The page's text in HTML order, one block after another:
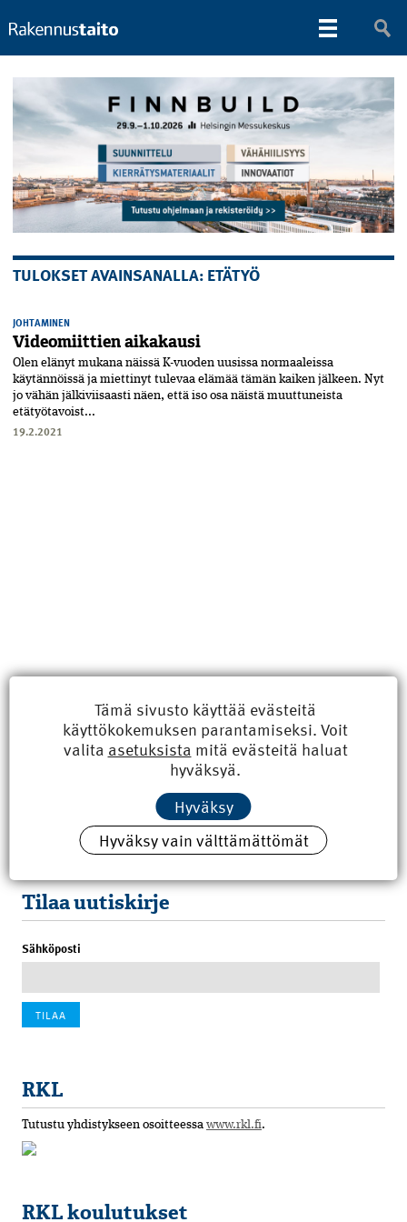
TULOKSET AVAINSANALLA: ETÄTYÖ
JOHTAMINEN
Videomiittien aikakausi
Olen elänyt mukana näissä K-vuo­den uusissa normaaleissa
käytännöissä ja miettinyt tulevaa elämää tämän kaiken jälkeen. Nyt
jo vähän jälkiviisaasti näen, että iso osa näistä muuttuneista
etätyötavoist...
19.2.2021
Uusimmat
Kyberisku kiinteistötietoihin haittaisi energiarakentamista
100 vuotta sitten: Rajajoen uusi rautatiesilta
Tilaa uutiskirje
Sähköposti
RKL
Tutustu yhdistykseen osoitteessa www.rkl.fi.
RKL koulutukset
Tämä sivusto käyttää evästeitä
käyttökokemuksen parantamiseksi. Voit
valita asetuksista mitä evästeitä haluat
hyväksyä.
Hyväksy
Hyväksy vain välttämättömät